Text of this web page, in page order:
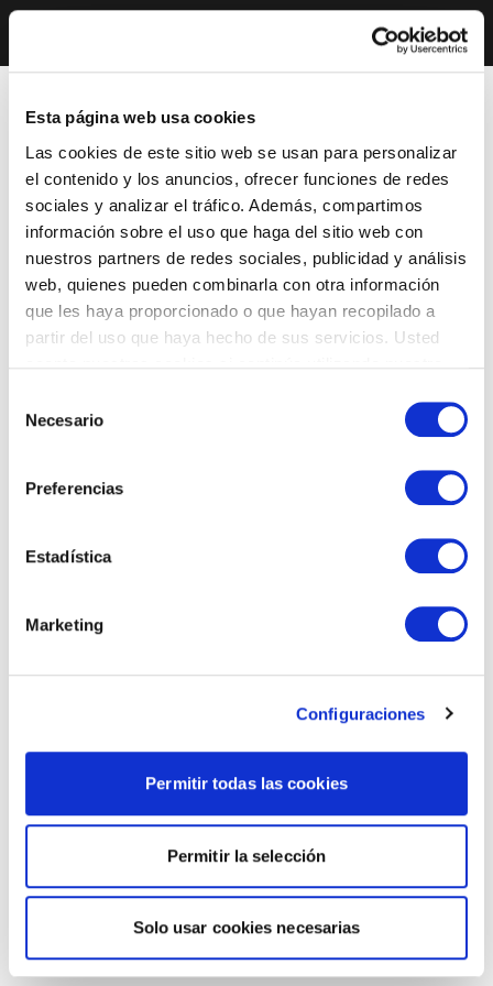
Esta página web usa cookies
Las cookies de este sitio web se usan para personalizar
el contenido y los anuncios, ofrecer funciones de redes
sociales y analizar el tráfico. Además, compartimos
información sobre el uso que haga del sitio web con
nuestros partners de redes sociales, publicidad y análisis
web, quienes pueden combinarla con otra información
que les haya proporcionado o que hayan recopilado a
partir del uso que haya hecho de sus servicios. Usted
Necesario
Preferencias
Estadística
Marketing
Configuraciones
Permitir todas las cookies
Permitir la selección
Solo usar cookies necesarias